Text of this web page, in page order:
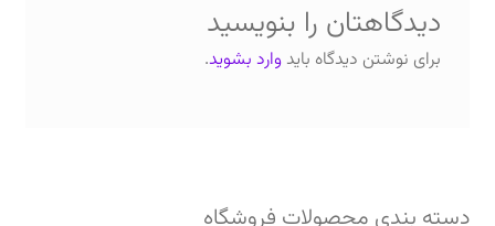
دیدگاهتان را بنویسید
برای نوشتن دیدگاه باید وارد بشوید.